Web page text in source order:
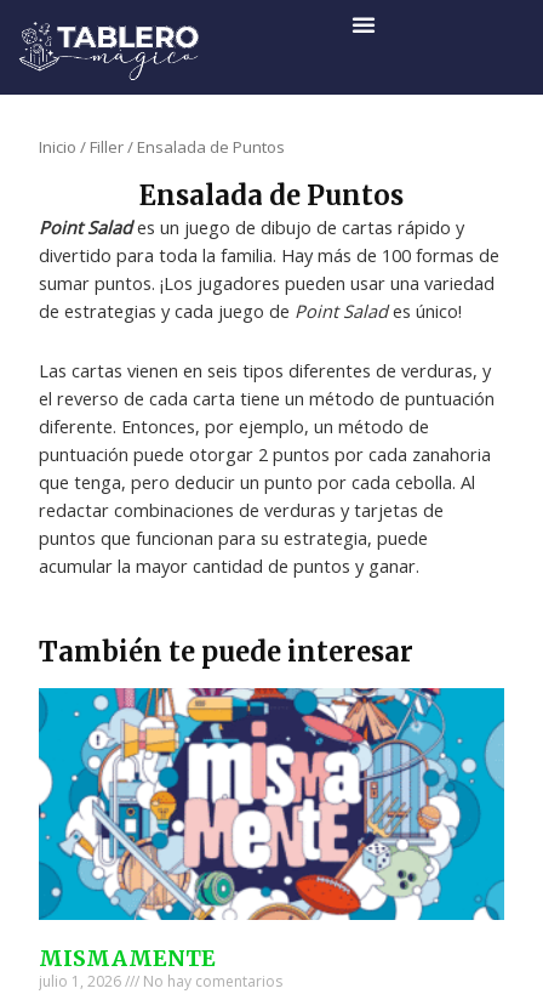
contenido
Inicio / Filler/ Ensalada de Puntos
Ensalada de Puntos
Point Salades un juego de dibujo de cartas rápido y
divertido para toda la familia. Hay más de 100 formas de
sumar puntos. ¡Los jugadores pueden usar una variedad
de estrategias y cada juego de Point Salades único!
Las cartas vienen en seis tipos diferentes de verduras, y
el reverso de cada carta tiene un método de puntuación
diferente. Entonces, por ejemplo, un método de
puntuación puede otorgar 2 puntos por cada zanahoria
que tenga, pero deducir un punto por cada cebolla. Al
redactar combinaciones de verduras y tarjetas de
puntos que funcionan para su estrategia, puede
acumular la mayor cantidad de puntos y ganar.
También te puede interesar
MISMAMENTE
julio 1, 2026 No hay comentarios